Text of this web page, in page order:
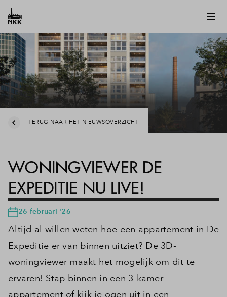
TERUG NAAR HET NIEUWSOVERZICHT
WONINGVIEWER DE
EXPEDITIE NU LIVE!
26 februari '26
Altijd al willen weten hoe een appartement in De
Expeditie er van binnen uitziet? De 3D-
woningviewer maakt het mogelijk om dit te
ervaren! Stap binnen in een 3-kamer
appartement of kijk je ogen uit in een